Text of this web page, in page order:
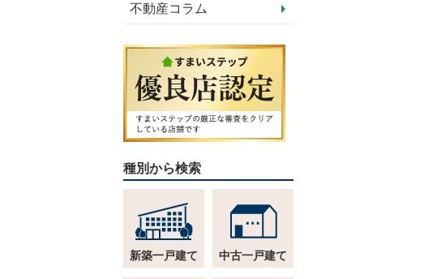
不動産コラム
種別から検索
新築一戸建て 中古一戸建て